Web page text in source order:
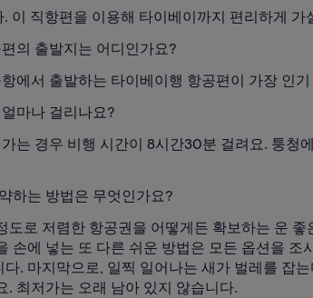
. 이 직항편을 이용해 타이베이까지 편리하게 가
의 출발지는 어디인가요?
에서 출발하는 타이베이행 항공편이 가장 인
마나 걸리나요?
는 경우 비행 시간이 8시간30분 걸려요. 퉁청
하는 방법은 무엇인가요?
도로 저렴한 항공권을 어떻게든 확보하는 운
손에 넣는 또 다른 쉬운 방법은 모든 옵션을
. 마지막으로, 일찍 일어나는 새가 벌레를 잡
. 최저가는 오래 남아 있지 않습니다.